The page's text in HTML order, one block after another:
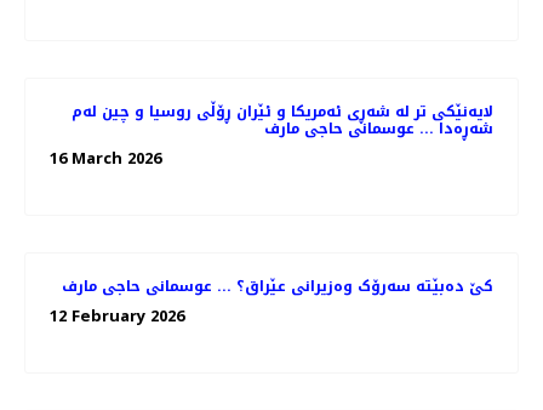
لایەنێکی تر لە شەڕی ئەمریکا و ئێران ڕۆڵی روسیا و چین لەم
شەڕەدا ... عوسمانی حاجی مارف
16 March 2026
کێ دەبێتە سەرۆک وەزیرانی عێراق؟ ... عوسمانی حاجی مارف
12 February 2026